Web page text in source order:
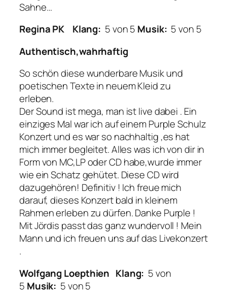
Sahne…
Regina PK Klang: 5 von 5 Musik: 5 von 5
Authentisch,wahrhaftig
So schön diese wunderbare Musik und
poetischen Texte in neuem Kleid zu
erleben.
Der Sound ist mega, man ist live dabei . Ein
einziges Mal war ich auf einem Purple Schulz
Konzert und es war so nachhaltig ,es hat
mich immer begleitet. Alles was ich von dir in
Form von MC,LP oder CD habe,wurde immer
wie ein Schatz gehütet. Diese CD wird
dazugehören! Definitiv ! Ich freue mich
darauf, dieses Konzert bald in kleinem
Rahmen erleben zu dürfen. Danke Purple !
Mit Jördis passt das ganz wundervoll ! Mein
Mann und ich freuen uns auf das Livekonzert
.
Wolfgang Loepthien Klang: 5 von
5 Musik: 5 von 5